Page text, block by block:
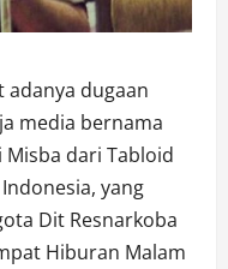
adanya dugaan
media bernama
Misba dari Tabloid
yang
Dit Resnarkoba
Hiburan Malam